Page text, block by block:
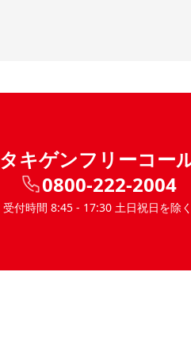
タキゲンフリーコー
0800-222-2004
受付時間 8:45 - 17:30 土日祝日を除く